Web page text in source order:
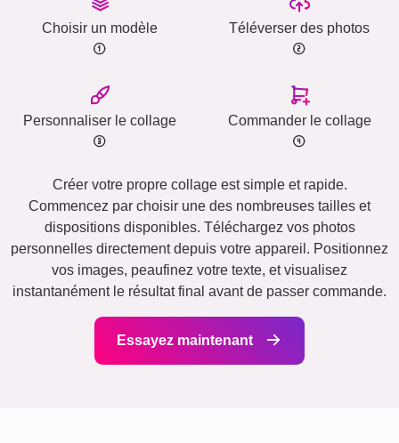
Choisir un modèle Téléverser des photos
Personnaliser le collage Commander le collage
Créer votre propre collage est simple et rapide.
Commencez par choisir une des nombreuses tailles et
dispositions disponibles. Téléchargez vos photos
personnelles directement depuis votre appareil. Positionnez
vos images, peaufinez votre texte, et visualisez
instantanément le résultat final avant de passer commande.
Essayez maintenant